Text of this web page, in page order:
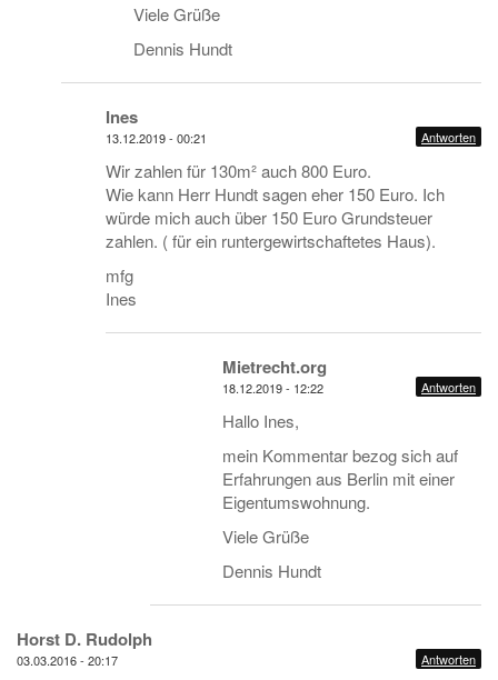
Viele Grüße
Dennis Hundt
Ines
13.12.2019 - 00:21 Antworten
Wir zahlen für 130m² auch 800 Euro.
Wie kann Herr Hundt sagen eher 150 Euro. Ich
würde mich auch über 150 Euro Grundsteuer
zahlen. ( für ein runtergewirtschaftetes Haus).
mfg
Ines
Mietrecht.org
18.12.2019 - 12:22 Antworten
Hallo Ines,
mein Kommentar bezog sich auf
Erfahrungen aus Berlin mit einer
Eigentumswohnung.
Viele Grüße
Dennis Hundt
Horst D. Rudolph
03.03.2016 - 20:17 Antworten